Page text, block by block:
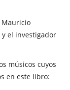
Mauricio
el investigador
músicos cuyos
en este libro: